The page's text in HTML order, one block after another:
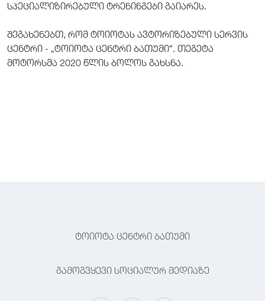
სპეციალიზირებული ტრენინგები გაიარეს.
შეგახენებთ, რომ ტოიოტას ავტორიზებული სერვის
ცენტრი - „ტოიოტა ცენტრი ბათუმი“. თეგეტა
მოტორსმა 2020 წლის ბოლოს გახსნა.
ტოიოტა ცენტრი ბათუმი
გამოგვყევი სოციალურ მედიაზე